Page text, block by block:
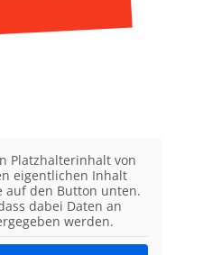
Platzhalterinhalt von
eigentlichen Inhalt
auf den Button unten.
dabei Daten an
werden.